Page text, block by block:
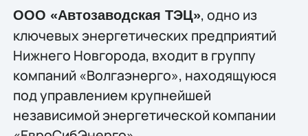
ООО «Автозаводская ТЭЦ», одно из
ключевых энергетических предприятий
Нижнего Новгорода, входит в группу
компаний «Волгаэнерго», находящуюся
под управлением крупнейшей
независимой энергетической компании